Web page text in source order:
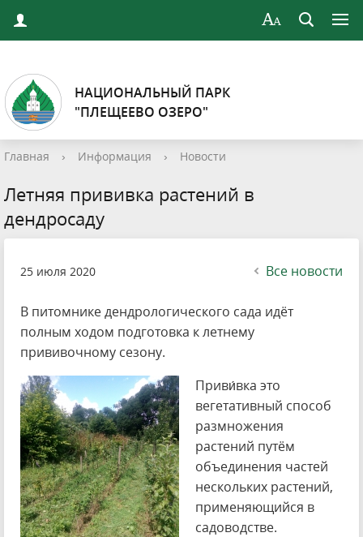
НАЦИОНАЛЬНЫЙ ПАРК
"ПЛЕЩЕЕВО ОЗЕРО"
Главная › Информация › Новости
Летняя прививка растений в
дендросаду
25 июля 2020 Все новости
В питомнике дендрологического сада идёт
полным ходом подготовка к летнему
прививочному сезону.
Приви́вка это
вегетативный способ
размножения
растений путём
объединения частей
нескольких растений,
применяющийся в
садоводстве.